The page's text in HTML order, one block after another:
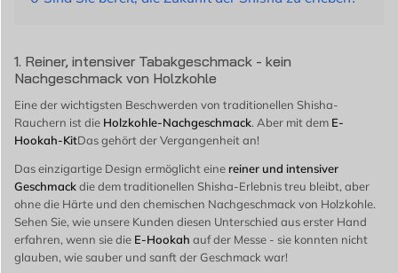
1. Reiner, intensiver Tabakgeschmack - kein
Nachgeschmack von Holzkohle
Eine der wichtigsten Beschwerden von traditionellen Shisha-
Rauchern ist die Holzkohle-Nachgeschmack. Aber mit dem E-
Hookah-KitDas gehört der Vergangenheit an!
Das einzigartige Design ermöglicht eine reiner und intensiver
Geschmackdie dem traditionellen Shisha-Erlebnis treu bleibt, aber
ohne die Härte und den chemischen Nachgeschmack von Holzkohle.
Sehen Sie, wie unsere Kunden diesen Unterschied aus erster Hand
erfahren, wenn sie die E-Hookah auf der Messe - sie konnten nicht
glauben, wie sauber und sanft der Geschmack war!